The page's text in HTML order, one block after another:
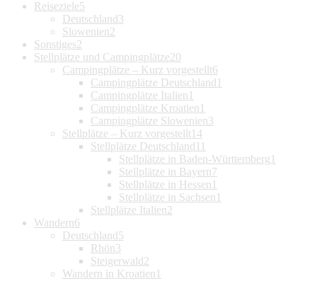
Reiseziele5
Deutschland3
Slowenien2
Sonstiges2
Stellplätze und Campingplätze20
Campingplätze – Kurz vorgestellt6
Campingplätze Deutschland 1
Campingplätze Italien 1
Campingplätze Kroatien 1
Campingplätze Slowenien3
Stellplätze – Kurz vorgestellt 14
Stellplätze Deutschland 11
Stellplätze in Baden-Württemberg 1
Stellplätze in Bayern7
Stellplätze in Hessen 1
Stellplätze in Sachsen 1
Stellplätze Italien2
Wandern6
Deutschland5
Rhön3
Steigerwald2
Wandern in Kroatien 1